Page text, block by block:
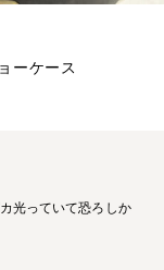
ーケース
光っていて恐ろしか